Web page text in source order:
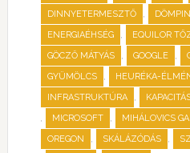
DINNYETERMESZTŐ ,
ENERGIAÉHSÉG , EQUILOR
GÖCZŐ MÁTYÁS , GOOGLE ,
GYÜMÖLCS , HEURÉKA-
INFRASTRUKTÚRA ,
, MICROSOFT , MIHÁLOVICS
OREGON , SKÁLÁZÓDÁS ,